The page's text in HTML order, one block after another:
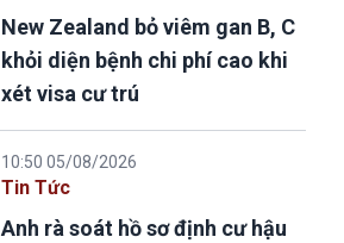
New Zealand bỏ viêm gan B, C
khỏi diện bệnh chi phí cao khi
xét visa cư trú
10:50 05/08/2026
Tin Tức
Anh rà soát hồ sơ định cư hậu